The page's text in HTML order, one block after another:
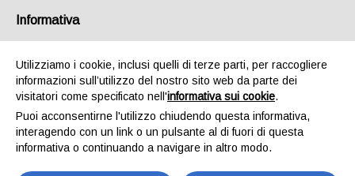
Informativa
Utilizziamo i cookie, inclusi quelli di terze parti, per raccogliere
informazioni sull’utilizzo del nostro sito web da parte dei
visitatori come specificato nell'informativa sui cookie.
Puoi acconsentirne l'utilizzo chiudendo questa informativa,
interagendo con un link o un pulsante al di fuori di questa
informativa o continuando a navigare in altro modo.